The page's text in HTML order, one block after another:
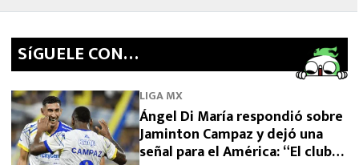
SíGUELE CON…
LIGA MX
Ángel Di María respondió sobre
Jaminton Campaz y dejó una
señal para el América: “El club